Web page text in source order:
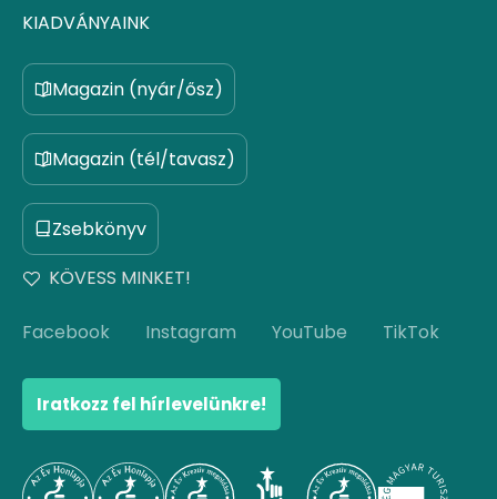
KIADVÁNYAINK
Magazin (nyár/ősz)
Magazin (tél/tavasz)
Zsebkönyv
KÖVESS MINKET!
Facebook Instagram YouTube TikTok
Iratkozz fel hírlevelünkre!